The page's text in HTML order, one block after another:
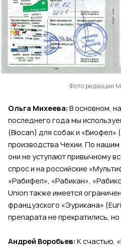
Фото редакции
Ольга Михеева: В основном,
последнего года мы
(Biocan) для собак и «Биофел»
производства Чехии. По
они не уступают привычному
спрос и на российские
«Рабифел», «Рабикан»,
Union также имеется
французского «Эурикана»
препарата не прекратились, но
Андрей Воробьев: К счастью,